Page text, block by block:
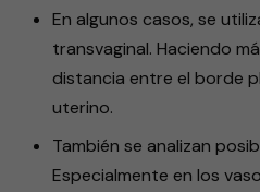
En algunos casos, se
transvaginal. Haciendo
distancia entre el borde
uterino.
También se analizan
Especialmente en los